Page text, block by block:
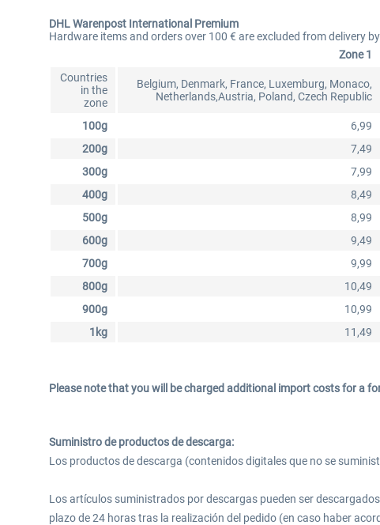
DHL Warenpost International Premium
Hardware items and orders over 100 € are excluded from delivery
Zone 1
Countries
in the
zone
Belgium, Denmark, France, Luxemburg, Monaco,
Netherlands,Austria, Poland, Czech Republic
100g 6,99
200g
7,49
300g
7,99
400g
8,49
500g
8,99
600g
9,49
700g
9,99
800g
10,49
900g
10,99
1kg
11,49
Please note that you will be charged additional import costs for a
Suministro de productos de descarga:
Los productos de descarga (contenidos digitales que no se
Los artículos suministrados por descargas pueden ser
plazo de 24 horas tras la realización del pedido (en caso haber